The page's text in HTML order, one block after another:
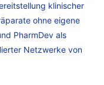
klinischer
ohne eigene
PharmDev als
Netzwerke von